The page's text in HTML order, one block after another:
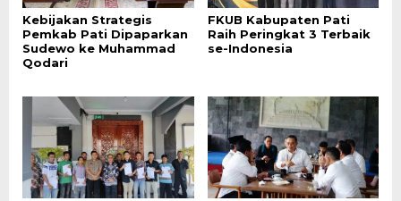
Kebijakan Strategis
Pemkab Pati Dipaparkan
Sudewo ke Muhammad
Qodari
FKUB Kabupaten Pati
Raih Peringkat 3 Terbaik
se-Indonesia